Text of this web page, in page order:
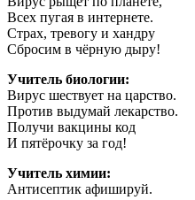
Всех пугая в интернете.
Страх, тревогу и хандру
Сбросим в чёрную дыру!
Учитель биологии:
Вирус шествует на царство.
Против выдумай лекарство.
Получи вакцины код
И пятёрочку за год!
Учитель химии:
Антисептик афишируй.